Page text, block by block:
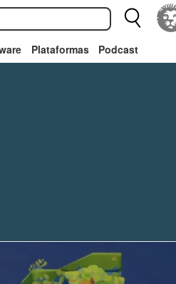
Plataformas Podcast